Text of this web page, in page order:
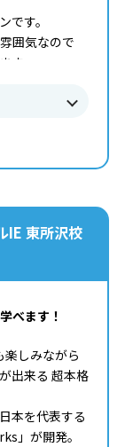
です。
囲気なので
。
をお考えの方
来について
IE 東所沢校
べます！
楽しみながら
出来る 超本格
本を代表する
」が開発。